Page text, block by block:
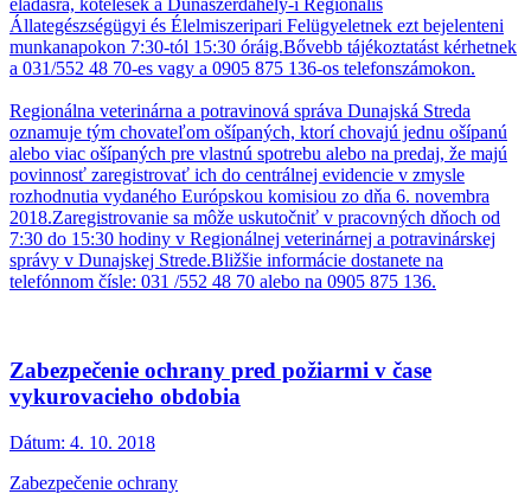
eladásra, kötelesek a Dunaszerdahely-i Regionális
Állategészségügyi és Élelmiszeripari Felügyeletnek ezt bejelenteni
munkanapokon 7:30-tól 15:30 óráig.Bővebb tájékoztatást kérhetnek
a 031/552 48 70-es vagy a 0905 875 136-os telefonszámokon.
Regionálna veterinárna a potravinová správa Dunajská Streda
oznamuje tým chovateľom ošípaných, ktorí chovajú jednu ošípanú
alebo viac ošípaných pre vlastnú spotrebu alebo na predaj, že majú
povinnosť zaregistrovať ich do centrálnej evidencie v zmysle
rozhodnutia vydaného Európskou komisiou zo dňa 6. novembra
2018.Zaregistrovanie sa môže uskutočniť v pracovných dňoch od
7:30 do 15:30 hodiny v Regionálnej veterinárnej a potravinárskej
správy v Dunajskej Strede.Bližšie informácie dostanete na
telefónnom čísle: 031 /552 48 70 alebo na 0905 875 136.
Zabezpečenie ochrany pred požiarmi v čase
vykurovacieho obdobia
Dátum: 4. 10. 2018
Zabezpečenie ochrany